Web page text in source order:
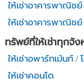
ให้เช่าอาคารพาณิช
ให้เช่าอาคารพาณิช
ทรัพย์ที่ให้เช่าทุกจัง
ให้เช่าอพาร์ทเม้นท์ /
ให้เช่าคอนโด